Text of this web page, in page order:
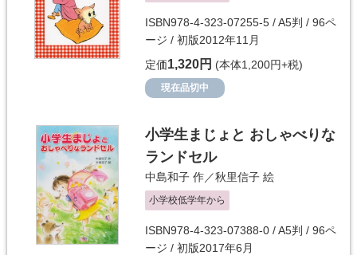
ISBN978-4-323-07255-5 / A5判 / 96ペ
ージ / 初版2012年11月
定価1,320円 (本体1,200円+税)
現在品切中
小学生まじょと おしゃべりな
ランドセル
中島和子 作／秋里信子 絵
小学校低学年から
ISBN978-4-323-07388-0 / A5判 / 96ペ
ージ / 初版2017年6月